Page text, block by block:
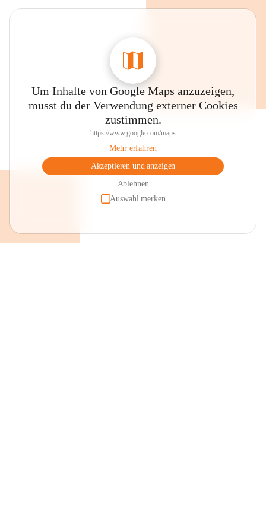
Um Inhalte von Google Maps anzuzeigen,
musst du der Verwendung externer Cookies
zustimmen.
https://www.google.com/maps
Mehr erfahren
Akzeptieren und anzeigen
Ablehnen
Auswahl merken